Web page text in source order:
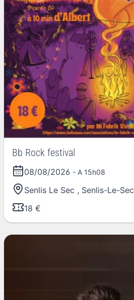
Bb Rock festival
08/08/2026 - A 15h08
Senlis Le Sec , Senlis-Le-Sec
18 €